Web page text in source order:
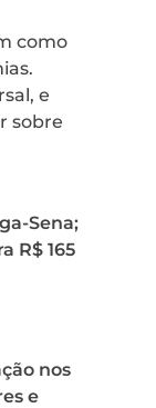
como
e
sobre
Sena;
R$ 165
nos
e